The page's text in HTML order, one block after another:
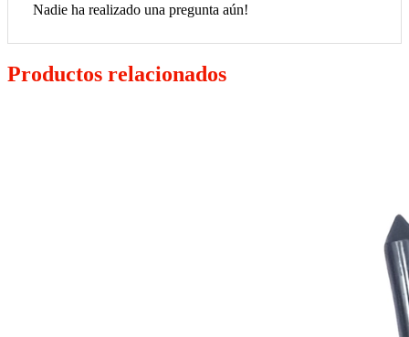
Nadie ha realizado una pregunta aún!
Productos relacionados